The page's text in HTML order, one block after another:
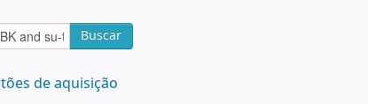
Buscar
de aquisição